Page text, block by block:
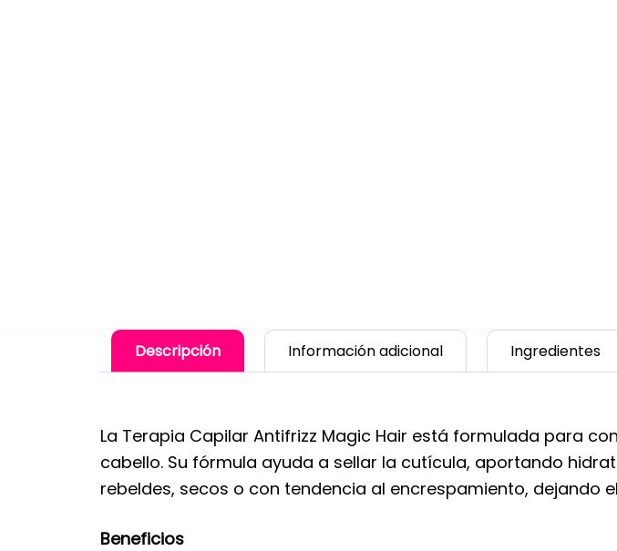
Descripción Información adicional Ingredientes
La Terapia Capilar Antifrizz Magic Hair está formulada para
cabello. Su fórmula ayuda a sellar la cutícula, aportando
rebeldes, secos o con tendencia al encrespamiento, dejando
Beneficios